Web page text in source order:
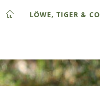
LÖWE, TIGER & CO